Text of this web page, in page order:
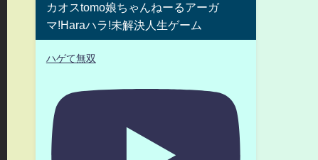
カオスtomo娘ちゃんねーるアーガ
マ!Haraハラ!未解決人生ゲーム
ハゲて無双